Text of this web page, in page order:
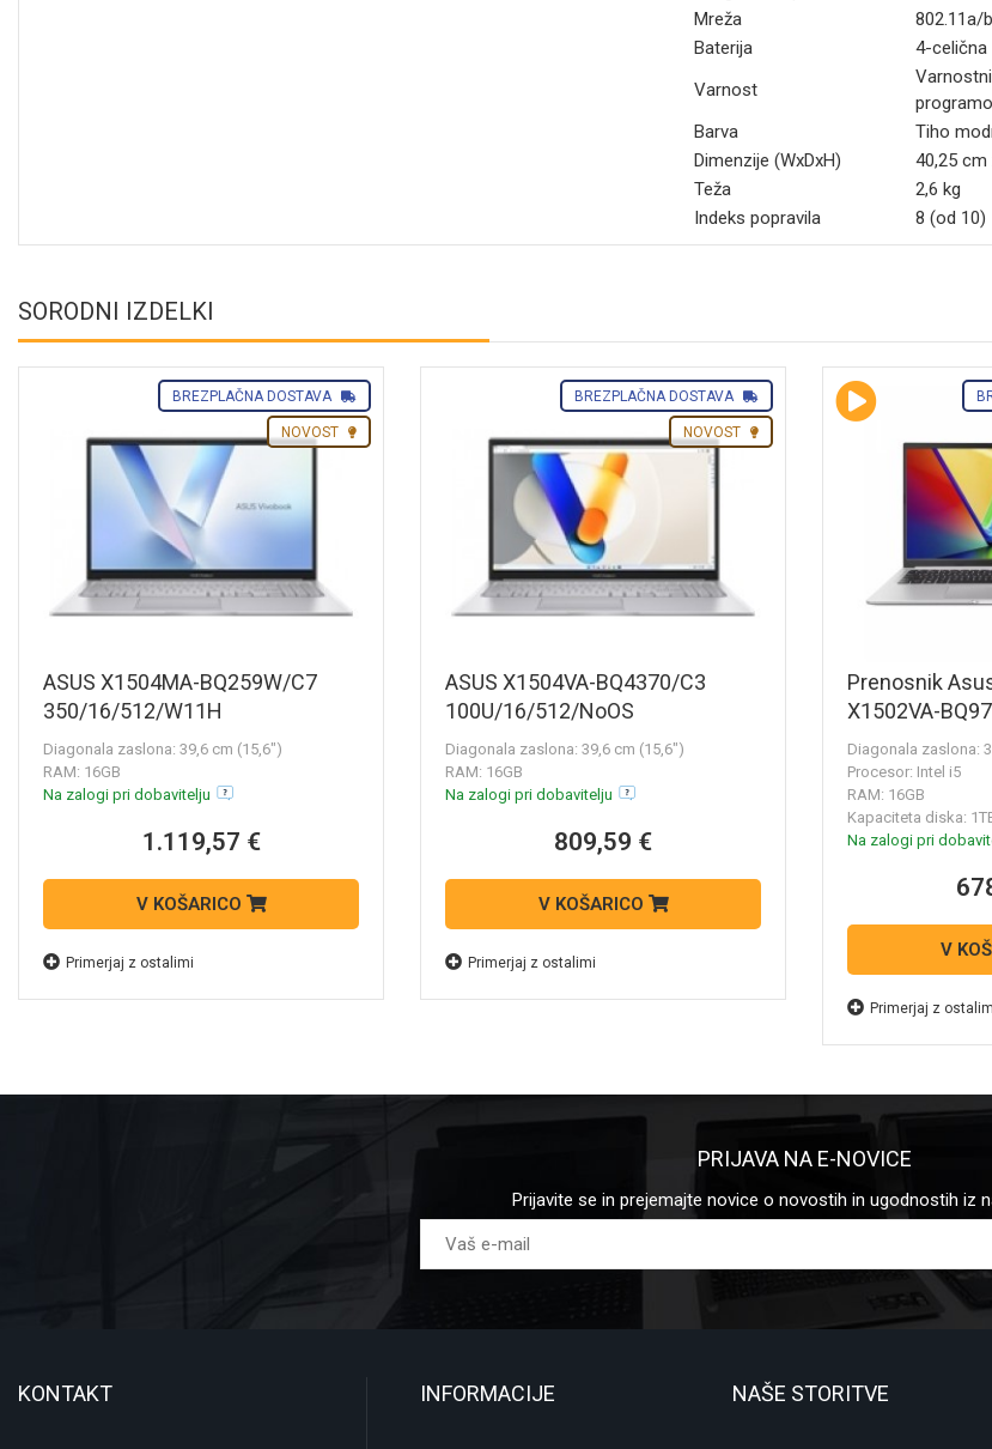
Mreža
802.11a/
Baterija
4-celična
Varnost
Barva
Tiho
Dimenzije (WxDxH)
40,25 cm
Teža
2,6 kg
Indeks popravila
8 (od 10)
SORODNI IZDELKI
BREZPLAČNA DOSTAVA
NOVOST
ASUS X1504MA-BQ259W/C7
350/16/512/W11H
Diagonala zaslona: 39,6 cm (15,6")
RAM: 16GB
Na zalogi pri dobavitelju
1.119,57 €
V KOŠARICO
Primerjaj z ostalimi
BREZPLAČNA DOSTAVA
NOVOST
ASUS X1504VA-BQ4370/C3
100U/16/512/NoOS
Diagonala zaslona: 39,6 cm (15,6")
RAM: 16GB
Na zalogi pri dobavitelju
809,59 €
V KOŠARICO
Primerjaj z ostalimi
Prenosnik
X1502VA-
1TB SSD /
(srebrn)
Diagonala zaslona:
Procesor: Intel i5
RAM: 16GB
Kapaciteta diska:
Na zalogi pri
V
Primerjaj z
PRIJAVA NA E-NOVICE
Prijavite se in prejemajte novice o novostih in ugodnostih iz
KONTAKT INFORMACIJE NAŠE STORITVE